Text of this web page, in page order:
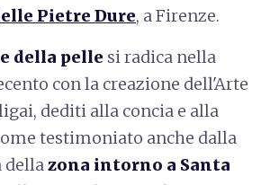
Pietre Dure, a Firenze.
della pelle si radica nella
con la creazione dell'Arte
dediti alla concia e alla
testimoniato anche dalla
dellazona intorno a Santa